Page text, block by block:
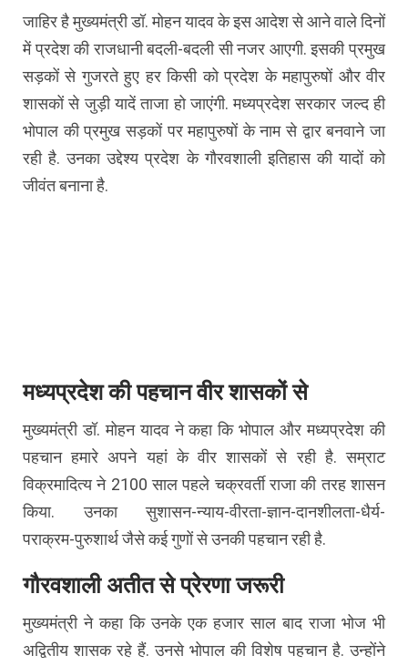
जाहिर है मुख्यमंत्री डॉ. मोहन यादव के इस आदेश से आने वाले दिनों
में प्रदेश की राजधानी बदली-बदली सी नजर आएगी. इसकी प्रमुख
सड़कों से गुजरते हुए हर किसी को प्रदेश के महापुरुषों और वीर
शासकों से जुड़ी यादें ताजा हो जाएंगी. मध्यप्रदेश सरकार जल्द ही
भोपाल की प्रमुख सड़कों पर महापुरुषों के नाम से द्वार बनवाने जा
रही है. उनका उद्देश्य प्रदेश के गौरवशाली इतिहास की यादों को
जीवंत बनाना है.
मध्यप्रदेश की पहचान वीर शासकों से
मुख्यमंत्री डॉ. मोहन यादव ने कहा कि भोपाल और मध्यप्रदेश की
पहचान हमारे अपने यहां के वीर शासकों से रही है. सम्राट
विक्रमादित्य ने 2100 साल पहले चक्रवर्ती राजा की तरह शासन
किया. उनका सुशासन-न्याय-वीरता-ज्ञान-दानशीलता-धैर्य-
पराक्रम-पुरुशार्थ जैसे कई गुणों से उनकी पहचान रही है.
गौरवशाली अतीत से प्रेरणा जरूरी
मुख्यमंत्री ने कहा कि उनके एक हजार साल बाद राजा भोज भी
अद्वितीय शासक रहे हैं. उनसे भोपाल की विशेष पहचान है. उन्होंने